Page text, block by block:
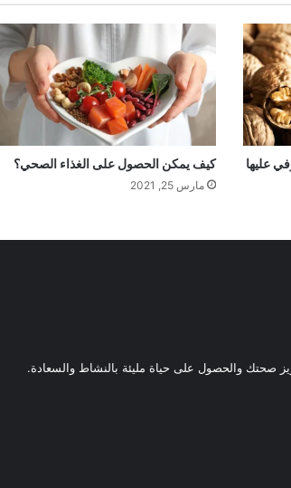
كيف يمكن الحصول على الغذاء الصحي؟
مارس 25, 2021
صحتك والحصول على حياة مليئة بالنشاط والسعادة.